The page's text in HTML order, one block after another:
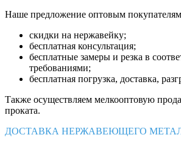
Наше предложение оптовым
скидки на нержавейку;
бесплатная консультация;
бесплатные замеры и резка в
требованиями;
бесплатная погрузка, доставка,
Также осуществляем мелкооптовую
проката.
ДОСТАВКА НЕРЖАВЕЮЩЕГО